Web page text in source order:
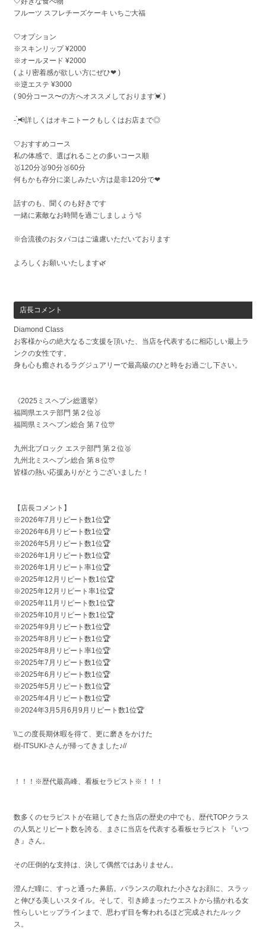
フルーツ スフレチーズケーキ いちご大福
🤍オプション
※スキンリップ ¥2000
※オールヌード ¥2000
( より密着感が欲しい方にぜひ❤︎ )
※逆エステ ¥3000
( 90分コース〜の方へオススメしております💓 )
- ̗̀📢詳しくはオキニトークもしくはお店まで◎
🤍おすすめコース
私の体感で、選ばれることの多いコース順
🥇120分🥈90分🥉60分
何もかも存分に楽しみたい方は是非120分で❤︎
話すのも、聞くのも好きです
一緒に素敵なお時間を過ごしましょう🫧
※合流後のおタバコはご遠慮いただいております
よろしくお願いいたします🌿
店長コメント
Diamond Class
お客様からの絶大なるご支援を頂いた、当店を代表するに相応しい最上ラ
ンクの女性です。
身も心も癒されるラグジュアリーで最高級のひと時をお過ごし下さい。
《2025ミスヘブン総選挙》
福岡県エステ部門 第２位🥈
福岡県ミスヘブン総合 第７位🎊
九州北ブロック エステ部門 第２位🥈
九州北ミスヘブン総合 第８位🎊
皆様の熱い応援ありがとうございました！
【店長コメント】
※2026年7月リピート数1位🏆
※2026年6月リピート数1位🏆
※2026年5月リピート数1位🏆
※2026年1月リピート数1位🏆
※2026年1月リピート率1位🏆
※2025年12月リピート数1位🏆
※2025年12月リピート率1位🏆
※2025年11月リピート数1位🏆
※2025年10月リピート数1位🏆
※2025年9月リピート数1位🏆
※2025年8月リピート数1位🏆
※2025年8月リピート率1位🏆
※2025年7月リピート数1位🏆
※2025年6月リピート数1位🏆
※2025年5月リピート数1位🏆
※2025年4月リピート数1位🏆
※2024年3月5月6月9月リピート数1位🏆
\\この度長期休暇を得て、更に磨きをかけた
樹-ITSUKI-さんが帰ってきました♪//
！！！※歴代最高峰、看板セラピスト※！！！
数多くのセラピストが在籍してきた当店の歴史の中でも、歴代TOPクラス
の人気とリピート数を誇る、まさに当店を代表する看板セラピスト『いつ
き』さん。
その圧倒的な支持は、決して偶然ではありません。
澄んだ瞳に、すっと通った鼻筋。バランスの取れた小さなお顔に、スラッ
と伸びる美しいスタイル。そして、引き締まったウエストから描かれる女
性らしいヒップラインまで、思わず目を奪われるほど完成されたルック
ス。